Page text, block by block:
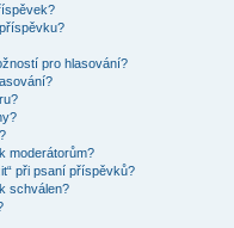
pro hlasování?
moderátorům?
při psaní příspěvků?
schválen?